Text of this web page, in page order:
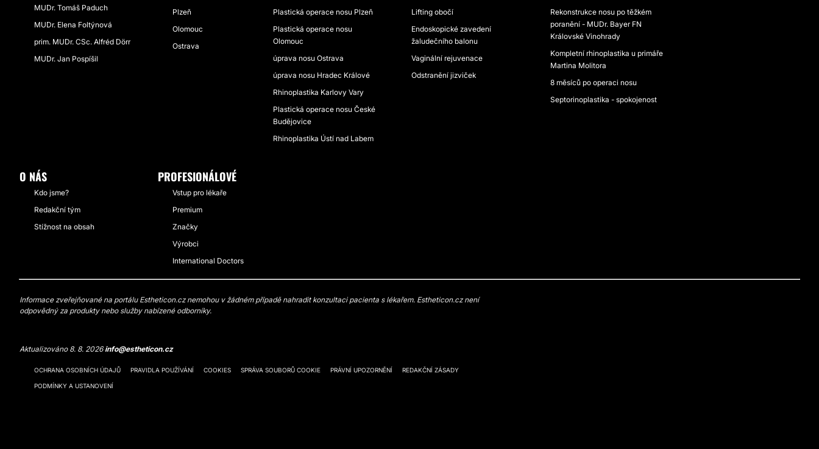
MUDr. Tomáš Paduch
MUDr. Elena Foltýnová
prim. MUDr. CSc. Alfréd Dörr
MUDr. Jan Pospíšil
Plzeň
Olomouc
Ostrava
Plastická operace nosu Plzeň
Plastická operace nosu
Olomouc
úprava nosu Ostrava
úprava nosu Hradec Králové
Rhinoplastika Karlovy Vary
Plastická operace nosu České
Budějovice
Rhinoplastika Ústí nad Labem
Lifting obočí
Endoskopické zavedení
žaludečního balonu
Vaginální rejuvenace
Odstranění jizviček
Rekonstrukce nosu po těžkém
poranění - MUDr. Bayer FN
Královské Vinohrady
Kompletní rhinoplastika u primáře
Martina Molitora
8 měsíců po operaci nosu
Septorinoplastika - spokojenost
O NÁS
Kdo jsme?
Redakční tým
Stížnost na obsah
PROFESIONÁLOVÉ
Vstup pro lékaře
Premium
Značky
Výrobci
International Doctors
Informace zveřejňované na portálu Estheticon.cz nemohou v žádném případě nahradit konzultaci pacienta s lékařem. Estheticon.cz není
odpovědný za produkty nebo služby nabízené odborníky.
Aktualizováno 8. 8. 2026info@estheticon.cz
OCHRANA OSOBNÍCH ÚDAJŮ PRAVIDLA POUŽÍVÁNÍ COOKIES SPRÁVA SOUBORŮ COOKIE PRÁVNÍ UPOZORNĚNÍ REDAKČNÍ ZÁSADY
PODMÍNKY A USTANOVENÍ